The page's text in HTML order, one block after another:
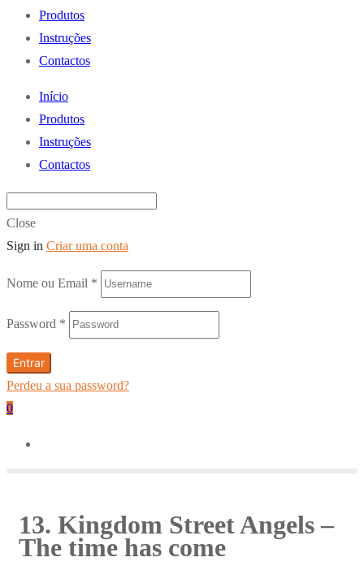
Produtos
Instruções
Contactos
Início
Produtos
Instruções
Contactos
Close
Sign in Criar uma conta
Nome ou Email *
Password *
Entrar
Perdeu a sua password?
0
13. Kingdom Street Angels –
The time has come